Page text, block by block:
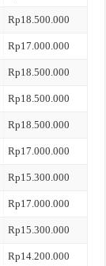
Rp18.500.000
Rp17.000.000
Rp18.500.000
Rp18.500.000
Rp18.500.000
Rp17.000.000
Rp15.300.000
Rp17.000.000
Rp15.300.000
Rp14.200.000